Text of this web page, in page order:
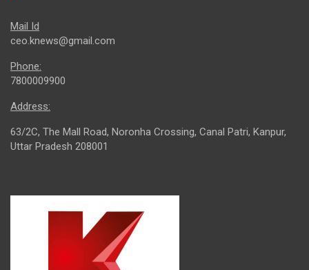
Mail Id
ceo.knews@gmail.com
Phone:
7800009900
Address:
63/2C, The Mall Road, Noronha Crossing, Canal Patri, Kanpur,
Uttar Pradesh 208001